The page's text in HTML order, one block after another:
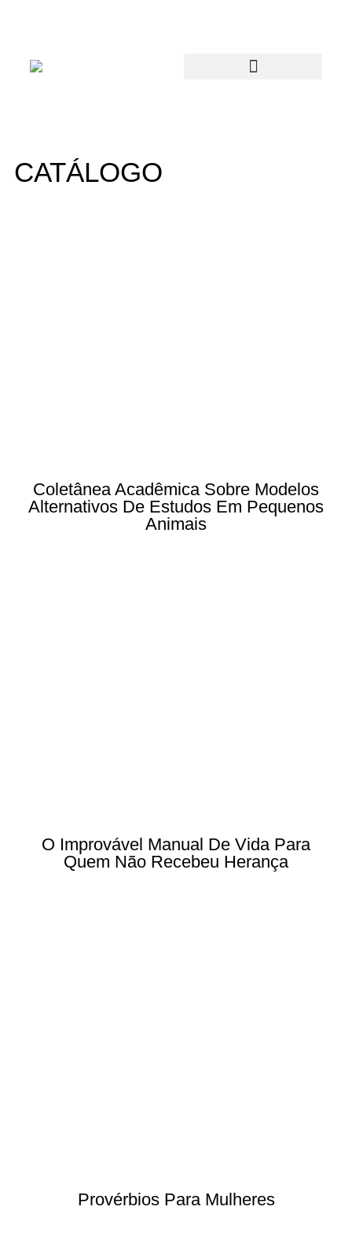
CATÁLOGO
Coletânea Acadêmica Sobre Modelos
Alternativos De Estudos Em Pequenos
Animais
O Improvável Manual De Vida Para
Quem Não Recebeu Herança
Provérbios Para Mulheres